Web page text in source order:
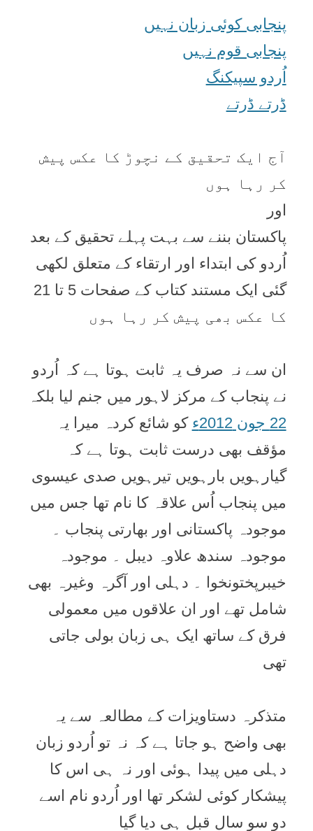
پنجابی کوئی زبان نہیں
پنجابی قوم نہیں
اُردو سپیکنگ
ڈرتے ڈرتے
آج ایک تحقیق کے نچوڑ کا عکس پیش
کر رہا ہوں
اور
پاکستان بننے سے بہت پہلے تحقیق کے بعد
اُردو کی ابتداء اور ارتقاء کے متعلق لکھی
گئی ایک مستند کتاب کے صفحات 5 تا 21
کا عکس بھی پیش کر رہا ہوں
ان سے نہ صرف یہ ثابت ہوتا ہے کہ اُردو
نے پنجاب کے مرکز لاہور میں جنم لیا بلکہ
22 جون 2012ء
کو شائع کردہ میرا یہ
مؤقف بھی درست ثابت ہوتا ہے کہ
گیارہویں بارہویں تیرہویں صدی عیسوی
میں پنجاب اُس علاقہ کا نام تھا جس میں
موجودہ پاکستانی اور بھارتی پنجاب ۔
موجودہ سندھ علاوہ دیبل ۔ موجودہ
خیبرپختونخوا ۔ دہلی اور آگرہ وغیرہ بھی
شامل تھے اور ان علاقوں میں معمولی
فرق کے ساتھ ایک ہی زبان بولی جاتی
تھی
متذکرہ دستاویزات کے مطالعہ سے یہ
بھی واضح ہو جاتا ہے کہ نہ تو اُردو زبان
دہلی میں پیدا ہوئی اور نہ ہی اس کا
پیشکار کوئی لشکر تھا اور اُردو نام اسے
دو سو سال قبل ہی دیا گیا